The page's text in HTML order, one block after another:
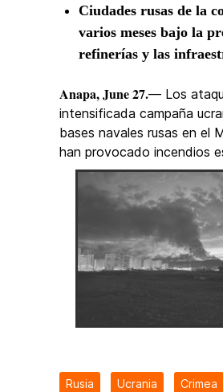
Ciudades rusas de la
varios meses bajo la
refinerías y las
Anapa, June 27.— Los
intensificada campaña
bases navales rusas en el
han provocado incendios
Rusia Ucrania Crimea